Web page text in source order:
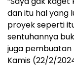
dan itu hal yang
proyek seperti
sentuhannya
juga pembuatan
Kamis (22/2/